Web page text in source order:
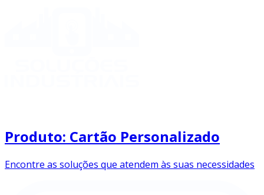
Produto: Cartão Personalizado
Encontre as soluções que atendem às suas necessidades